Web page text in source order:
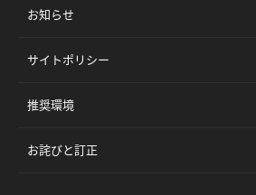
お知らせ
サイトポリシー
推奨環境
お詫びと訂正